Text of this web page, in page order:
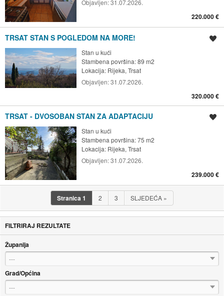
Objavljen:31.07.2026.
220.000 €
TRSAT STAN S POGLEDOM NA MORE!
Stan u kući
Stambena površina: 89 m2
Lokacija: Rijeka, Trsat
Objavljen:31.07.2026.
320.000 €
TRSAT - DVOSOBAN STAN ZA ADAPTACIJU
Stan u kući
Stambena površina: 75 m2
Lokacija: Rijeka, Trsat
Objavljen:31.07.2026.
239.000 €
Stranica1 2 3 SLJEDEĆA »
FILTRIRAJ REZULTATE
Županija
---
Grad/Općina
---